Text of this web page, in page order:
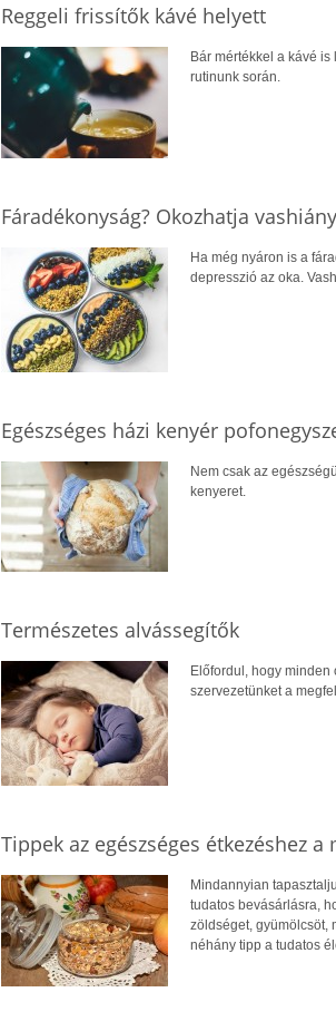
Reggeli frissítők kávé helyett
Bár mértékkel a kávé
rutinunk során.
Fáradékonyság? Okozhatja
Ha még nyáron is a
depresszió az oka.
Egészséges házi kenyér
Nem csak az
kenyeret.
Természetes alvássegítők
Előfordul, hogy minden
szervezetünket a
Tippek az egészséges étkezéshez
Mindannyian
tudatos bevásárlásra,
zöldséget, gyümölcsöt,
néhány tipp a tudatos